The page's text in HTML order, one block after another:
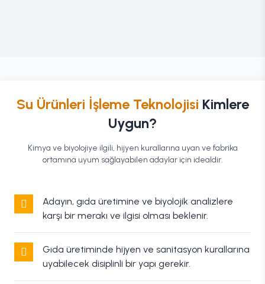
Su Ürünleri İşleme Teknolojisi Kimlere
Uygun?
Kimya ve biyolojiye ilgili, hijyen kurallarına uyan ve fabrika
ortamına uyum sağlayabilen adaylar için idealdir.
Adayın, gıda üretimine ve biyolojik analizlere
karşı bir merakı ve ilgisi olması beklenir.
Gıda üretiminde hijyen ve sanitasyon kurallarına
uyabilecek disiplinli bir yapı gerekir.